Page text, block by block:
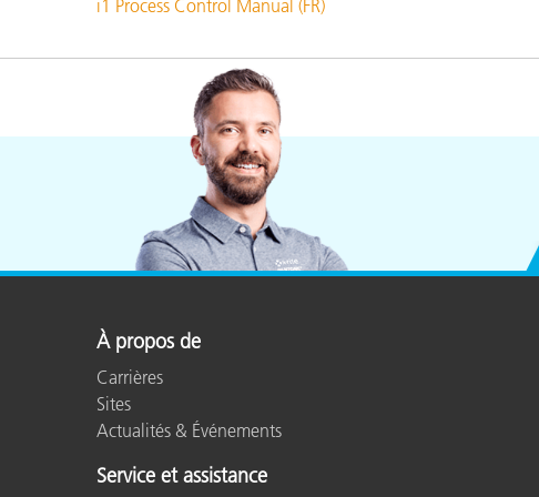
i1 Process Control Manual (FR)
À propos de
Carrières
Sites
Actualités & Événements
Service et assistance